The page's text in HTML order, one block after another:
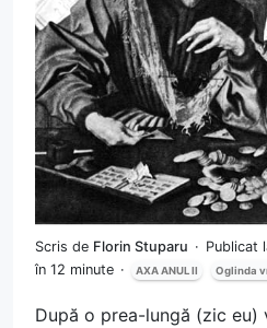
Scris de Florin Stuparu Publicat
în 12 minute
AXA ANUL II Oglinda
După o prea-lungă (zic eu)